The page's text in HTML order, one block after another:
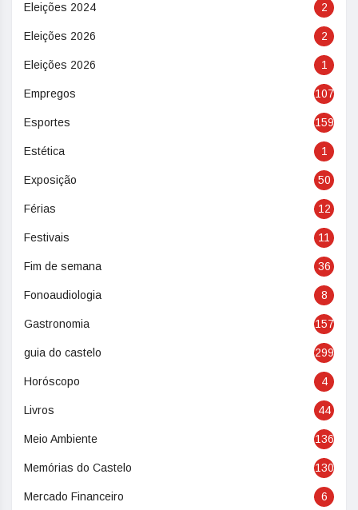
Eleições 2024 2
Eleições 2026 2
Eleições 2026 1
Empregos 107
Esportes 159
Estética 1
Exposição 50
Férias 12
Festivais 11
Fim de semana 36
Fonoaudiologia 8
Gastronomia 157
guia do castelo 299
Horóscopo 4
Livros 44
Meio Ambiente 136
Memórias do Castelo 130
Mercado Financeiro 6